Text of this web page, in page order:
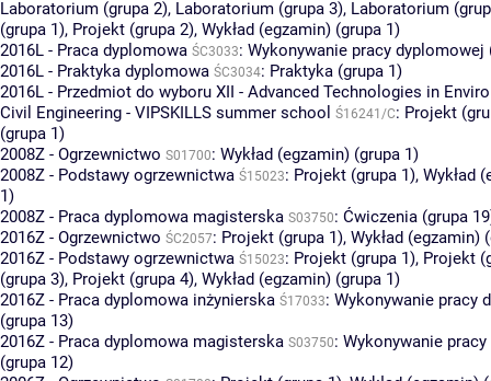
Laboratorium (grupa 2), Laboratorium (grupa 3), Laboratorium
(grupa 1), Projekt (grupa 2), Wykład (egzamin) (grupa 1)
2016L - Praca dyplomowa ŚC3033: Wykonywanie pracy dyplomowej
2016L - Praktyka dyplomowa ŚC3034: Praktyka (grupa 1)
2016L - Przedmiot do wyboru XII - Advanced Technologies in
Civil Engineering - VIPSKILLS summer school
Ś16241/C: Projekt
(grupa 1)
2008Z - Ogrzewnictwo S01700: Wykład (egzamin) (grupa 1)
2008Z - Podstawy ogrzewnictwa Ś15023: Projekt (grupa 1), Wykład
1)
2008Z - Praca dyplomowa magisterska S03750: Ćwiczenia (grupa
2016Z - Ogrzewnictwo ŚC2057: Projekt (grupa 1), Wykład (egzamin)
2016Z - Podstawy ogrzewnictwa Ś15023: Projekt (grupa 1), Projekt
(grupa 3), Projekt (grupa 4), Wykład (egzamin) (grupa 1)
2016Z - Praca dyplomowa inżynierska Ś17033: Wykonywanie pracy
(grupa 13)
2016Z - Praca dyplomowa magisterska S03750: Wykonywanie
(grupa 12)